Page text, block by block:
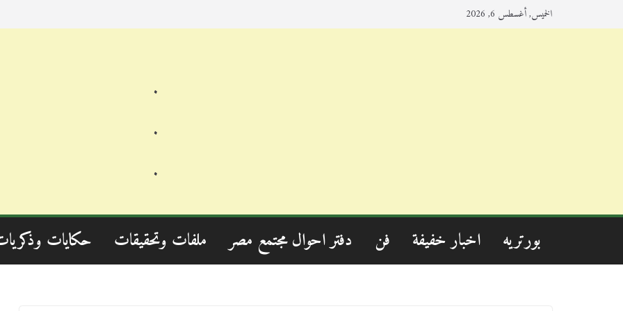
الخميس, أغسطس 6, 2026
.
.
.
بورتريه اخبار خفيفة فن دفتر احوال مجتمع مصر ملفات وتحقيقات حكايات